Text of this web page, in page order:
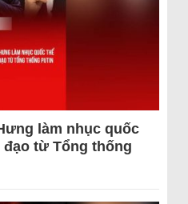
làm nhục quốc
từ Tổng thống